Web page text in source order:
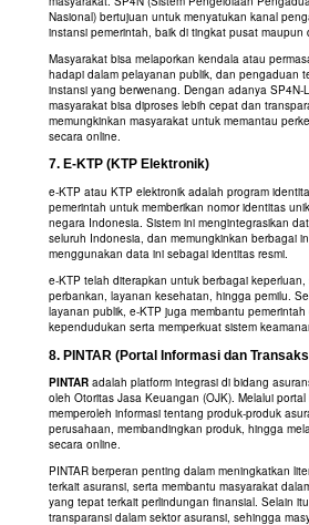
Nasional) bertujuan untuk menyatukan kanal
instansi pemerintah, baik di tingkat pusat maupun
Masyarakat bisa melaporkan kendala atau
hadapi dalam pelayanan publik, dan pengaduan
instansi yang berwenang. Dengan adanya
masyarakat bisa diproses lebih cepat dan
memungkinkan masyarakat untuk memantau
secara online.
7. E-KTP (KTP Elektronik)
e-KTP atau KTP elektronik adalah program
pemerintah untuk memberikan nomor identitas
negara Indonesia. Sistem ini mengintegrasikan
seluruh Indonesia, dan memungkinkan berbagai
menggunakan data ini sebagai identitas resmi.
e-KTP telah diterapkan untuk berbagai keperluan,
perbankan, layanan kesehatan, hingga pemilu.
layanan publik, e-KTP juga membantu pemerintah
kependudukan serta memperkuat sistem
8. PINTAR (Portal Informasi dan
PINTAR adalah platform integrasi di bidang
oleh Otoritas Jasa Keuangan (OJK). Melalui
memperoleh informasi tentang produk-produk
perusahaan, membandingkan produk, hingga
secara online.
PINTAR berperan penting dalam meningkatkan
terkait asuransi, serta membantu masyarakat
yang tepat terkait perlindungan finansial. Selain
transparansi dalam sektor asuransi, sehingga